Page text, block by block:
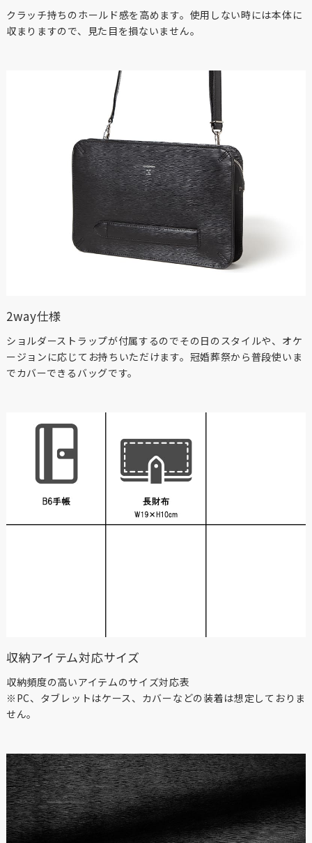
クラッチ持ちのホールド感を高めます。使用しない時には本体に
収まりますので、見た目を損ないません。
2way仕様
ショルダーストラップが付属するのでその日のスタイルや、オケ
ージョンに応じてお持ちいただけます。冠婚葬祭から普段使いま
でカバーできるバッグです。
収納アイテム対応サイズ
収納頻度の高いアイテムのサイズ対応表
※PC、タブレットはケース、カバーなどの装着は想定しておりま
せん。